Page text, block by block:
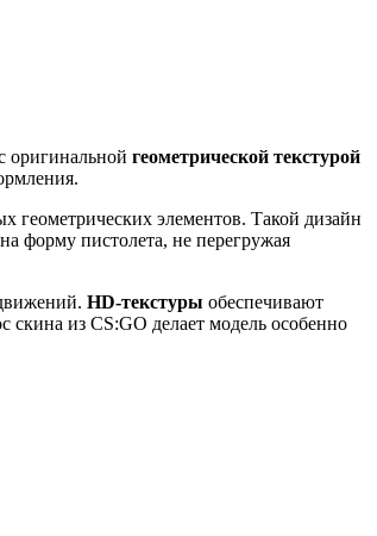
оригинальной геометрической текстурой
геометрических элементов. Такой дизайн
форму пистолета, не перегружая
HD-текстуры обеспечивают
скина из CS:GO делает модель особенно